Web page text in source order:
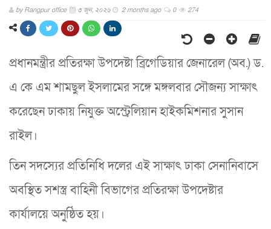
byRangpur office ৩ জুন, ২০২৬ 2 months ago 0 274
প্রধানমন্ত্রীর প্রতিরক্ষা উপদেষ্টা ব্রিগেডিয়ার জেনারেল (অব.) ড.
এ কে এম শামছুল ইসলামের সঙ্গে মঙ্গলবার সৌজন্য সাক্ষাৎ
করেছেন ঢাকায় নিযুক্ত অস্ট্রেলিয়ান হাইকমিশনার সুসান
রাইল।
তিন সদস্যের প্রতিনিধি দলের এই সাক্ষাৎ ঢাকা সেনানিবাসে
অবস্থিত সশস্ত্র বাহিনী বিভাগের প্রতিরক্ষা উপদেষ্টার
কার্যালয়ে অনুষ্ঠিত হয়।